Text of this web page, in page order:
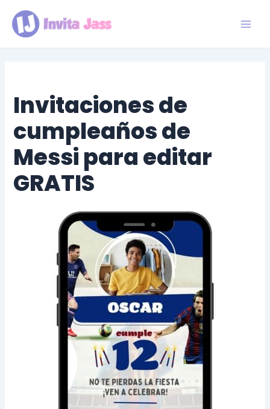
contenido
Invitaciones de
cumpleaños de
Messi para editar
GRATIS